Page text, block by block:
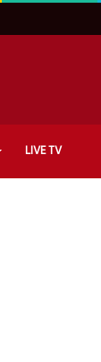
LIVE TV